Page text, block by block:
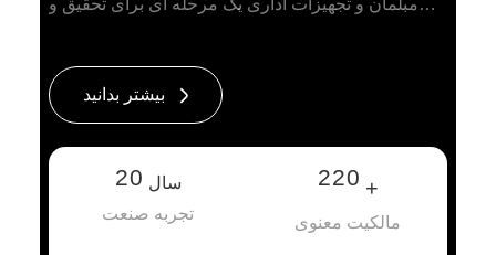
طراحی قوی و تیم خدمات عالی پس از فروش است.
محصولات ما عمدتاً در میزهای اجرایی ارشد ، جداول
اداری ، آزمایشگاه ها ، بانک ها ، پروژه های دولتی ، ادغام
سیستم اداری و غیره استفاده می شود. ما کاملاً
معتقدیم که با محصولات نوآورانه ، قیمت رقابتی و
بیشتر بدانید
20 سال
تجربه صنعت
220 +
مالکیت معنوی